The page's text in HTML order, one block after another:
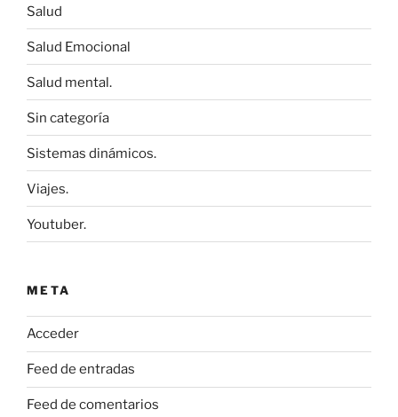
Salud
Salud Emocional
Salud mental.
Sin categoría
Sistemas dinámicos.
Viajes.
Youtuber.
META
Acceder
Feed de entradas
Feed de comentarios